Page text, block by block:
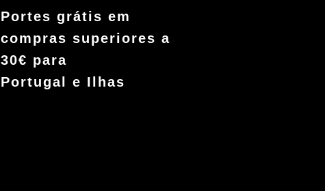
Portes grátis em
compras superiores a
30€ para
Portugal e Ilhas